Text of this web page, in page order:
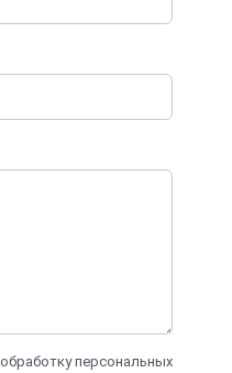
персональных